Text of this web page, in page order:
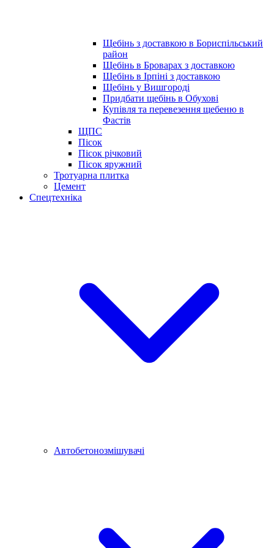
Щебінь з доставкою в Бориспільський
район
Щебінь в Броварах з доставкою
Щебінь в Ірпіні з доставкою
Щебінь у Вишгороді
Придбати щебінь в Обухові
Купівля та перевезення щебеню в
Фастів
ЩПС
Пісок
Пісок річковий
Пісок яружний
Тротуарна плитка
Цемент
Спецтехніка
Автобетонозмішувачі